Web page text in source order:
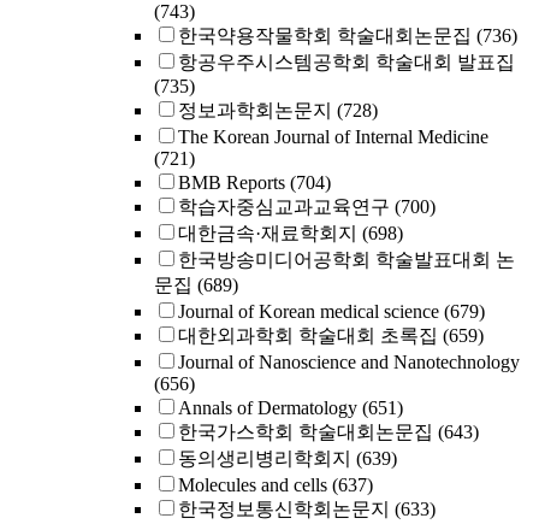
(743)
한국약용작물학회 학술대회논문집 (736)
항공우주시스템공학회 학술대회 발표집
(735)
정보과학회논문지 (728)
The Korean Journal of Internal Medicine
(721)
BMB Reports (704)
학습자중심교과교육연구 (700)
대한금속·재료학회지 (698)
한국방송미디어공학회 학술발표대회 논
문집 (689)
Journal of Korean medical science (679)
대한외과학회 학술대회 초록집 (659)
Journal of Nanoscience and Nanotechnology
(656)
Annals of Dermatology (651)
한국가스학회 학술대회논문집 (643)
동의생리병리학회지 (639)
Molecules and cells (637)
한국정보통신학회논문지 (633)